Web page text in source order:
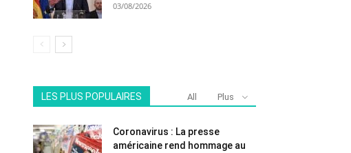
03/08/2026
LES PLUS POPULAIRES All Plus
Coronavirus : La presse
américaine rend hommage au